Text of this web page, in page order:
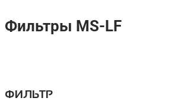
Фильтры MS-LF
ФИЛЬТР